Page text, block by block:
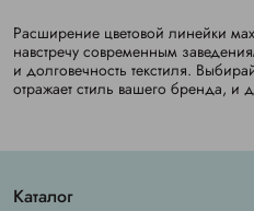
Расширение цветовой линейки
навстречу современным
и долговечность текстиля.
отражает стиль вашего бренда, и
Каталог